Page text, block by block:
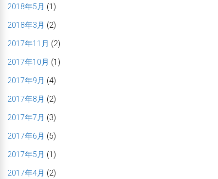
2018年5月 (1)
2018年3月 (2)
2017年11月 (2)
2017年10月 (1)
2017年9月 (4)
2017年8月 (2)
2017年7月 (3)
2017年6月 (5)
2017年5月 (1)
2017年4月 (2)